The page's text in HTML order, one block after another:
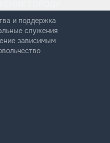
и поддержка
служения
зависимым